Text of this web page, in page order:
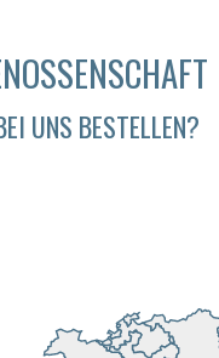
UNS BESTELLEN?